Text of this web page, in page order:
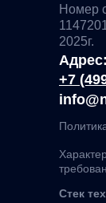
+7
Номер
2025г.
Стек